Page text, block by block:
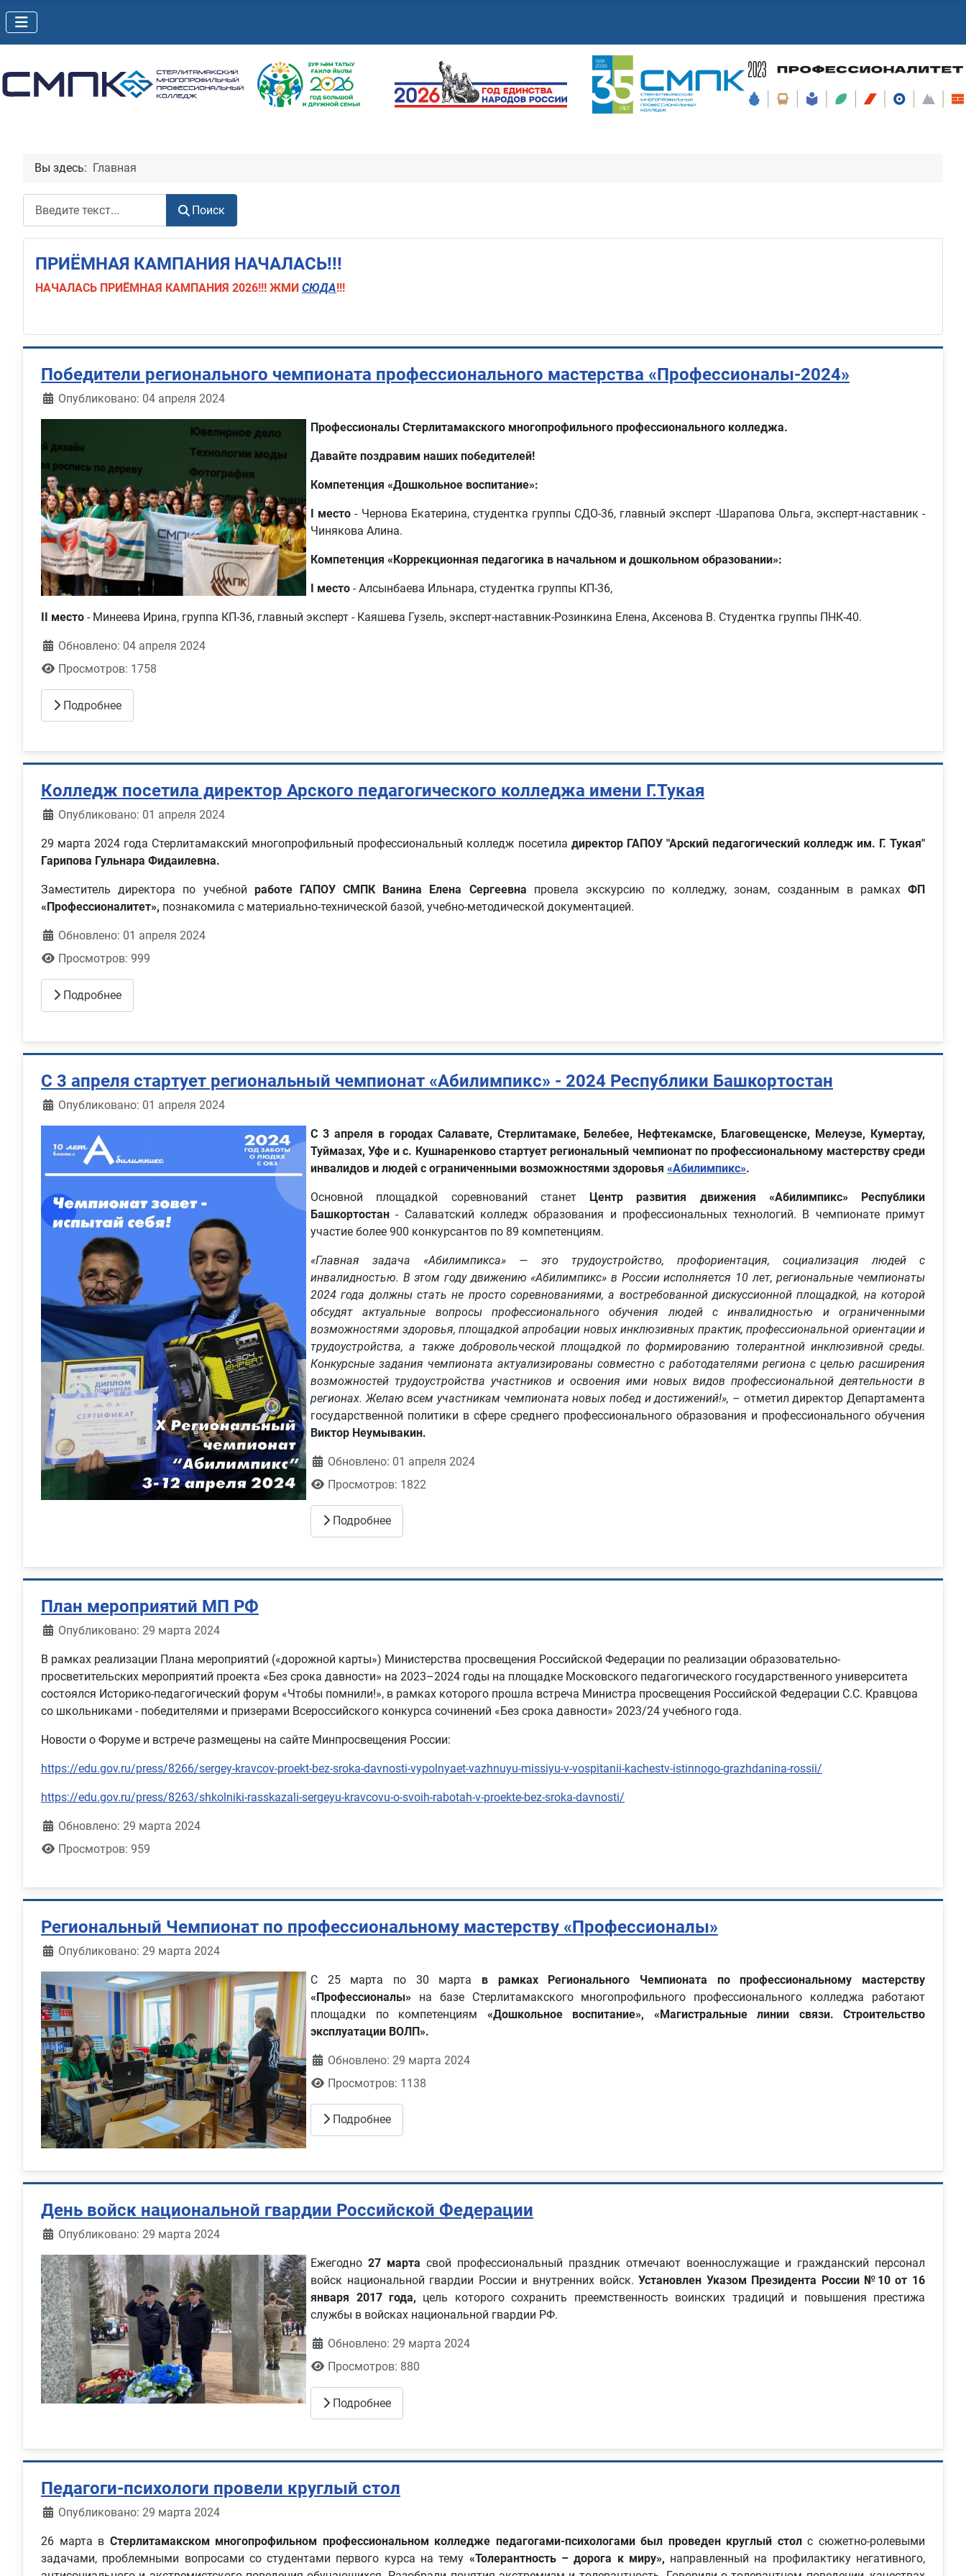
Вы здесь: Главная
Поиск
ПРИЁМНАЯ КАМПАНИЯ НАЧАЛАСЬ!!!
НАЧАЛАСЬ ПРИЁМНАЯ КАМПАНИЯ 2026!!! ЖМИ СЮДА!!!
Победители регионального чемпионата профессионального мастерства «Профессионалы-2024»
Информация о материале
Опубликовано: 04 апреля 2024
Профессионалы Стерлитамакского многопрофильного профессионального колледжа.
Давайте поздравим наших победителей!
Компетенция «Дошкольное воспитание»:
I место - Чернова Екатерина, студентка группы СДО-36, главный эксперт -Шарапова Ольга, эксперт-наставник -
Чинякова Алина.
Компетенция «Коррекционная педагогика в начальном и дошкольном образовании»:
I место - Алсынбаева Ильнара, студентка группы КП-36,
II место - Минеева Ирина, группа КП-36, главный эксперт - Каяшева Гузель, эксперт-наставник-Розинкина Елена, Аксенова В. Студентка группы ПНК-40.
Обновлено: 04 апреля 2024
Просмотров: 1758
Подробнее
Колледж посетила директор Арского педагогического колледжа имени Г.Тукая
Информация о материале
Опубликовано: 01 апреля 2024
29 марта 2024 года Стерлитамакский многопрофильный профессиональный колледж посетила директор ГАПОУ "Арский педагогический колледж им. Г. Тукая"
Гарипова Гульнара Фидаилевна.
Заместитель директора по учебной работе ГАПОУ СМПК Ванина Елена Сергеевна провела экскурсию по колледжу, зонам, созданным в рамкахФП
«Профессионалитет», познакомила с материально-технической базой, учебно-методической документацией.
Обновлено: 01 апреля 2024
Просмотров: 999
Подробнее
С 3 апреля стартует региональный чемпионат «Абилимпикс» - 2024 Республики Башкортостан
Информация о материале
Опубликовано: 01 апреля 2024
С 3 апреля в городах Салавате, Стерлитамаке, Белебее, Нефтекамске, Благовещенске, Мелеузе, Кумертау,
Туймазах, Уфе и с. Кушнаренково стартует региональный чемпионат по профессиональному мастерству среди
инвалидов и людей с ограниченными возможностями здоровья«Абилимпикс».
Основной площадкой соревнований станет Центр развития движения «Абилимпикс» Республики
Башкортостан - Салаватский колледж образования и профессиональных технологий. В чемпионате примут
участие более 900 конкурсантов по 89 компетенциям.
«Главная задача «Абилимпикса» — это трудоустройство, профориентация, социализация людей с
инвалидностью. В этом году движению «Абилимпикс» в России исполняется 10 лет, региональные чемпионаты
2024 года должны стать не просто соревнованиями, а востребованной дискуссионной площадкой, на которой
обсудят актуальные вопросы профессионального обучения людей с инвалидностью и ограниченными
возможностями здоровья, площадкой апробации новых инклюзивных практик, профессиональной ориентации и
трудоустройства, а также добровольческой площадкой по формированию толерантной инклюзивной среды.
Конкурсные задания чемпионата актуализированы совместно с работодателями региона с целью расширения
возможностей трудоустройства участников и освоения ими новых видов профессиональной деятельности в
регионах. Желаю всем участникам чемпионата новых побед и достижений!», – отметил директор Департамента
государственной политики в сфере среднего профессионального образования и профессионального обучения
Виктор Неумывакин.
Обновлено: 01 апреля 2024
Просмотров: 1822
Подробнее
План мероприятий МП РФ
Информация о материале
Опубликовано: 29 марта 2024
В рамках реализации Плана мероприятий («дорожной карты») Министерства просвещения Российской Федерации по реализации образовательно-
просветительских мероприятий проекта «Без срока давности» на 2023–2024 годы на площадке Московского педагогического государственного университета
состоялся Историко-педагогический форум «Чтобы помнили!», в рамках которого прошла встреча Министра просвещения Российской Федерации С.С. Кравцова
со школьниками - победителями и призерами Всероссийского конкурса сочинений «Без срока давности» 2023/24 учебного года.
Новости о Форуме и встрече размещены на сайте Минпросвещения России:
https://edu.gov.ru/press/8266/sergey-kravcov-proekt-bez-sroka-davnosti-vypolnyaet-vazhnuyu-missiyu-v-vospitanii-kachestv-istinnogo-grazhdanina-rossii/
https://edu.gov.ru/press/8263/shkolniki-rasskazali-sergeyu-kravcovu-o-svoih-rabotah-v-proekte-bez-sroka-davnosti/
Обновлено: 29 марта 2024
Просмотров: 959
Региональный Чемпионат по профессиональному мастерству «Профессионалы»
Информация о материале
Опубликовано: 29 марта 2024
С 25 марта по 30 марта в рамках Регионального Чемпионата по профессиональному мастерству
«Профессионалы» на базе Стерлитамакского многопрофильного профессионального колледжа работают
площадки по компетенциям «Дошкольное воспитание», «Магистральные линии связи. Строительство
эксплуатации ВОЛП».
Обновлено: 29 марта 2024
Просмотров: 1138
Подробнее
День войск национальной гвардии Российской Федерации
Информация о материале
Опубликовано: 29 марта 2024
Ежегодно27 марта свой профессиональный праздник отмечают военнослужащие и гражданский персонал
войск национальной гвардии России и внутренних войск. Установлен Указом Президента России №10 от 16
января 2017 года, цель которого сохранить преемственность воинских традиций и повышения престижа
службы в войсках национальной гвардии РФ.
Обновлено: 29 марта 2024
Просмотров: 880
Подробнее
Педагоги-психологи провели круглый стол
Информация о материале
Опубликовано: 29 марта 2024
26 марта в Стерлитамакском многопрофильном профессиональном колледже педагогами-психологами был проведен круглый столс сюжетно-ролевыми
задачами, проблемными вопросами со студентами первого курса на тему «Толерантность – дорога к миру», направленный на профилактику негативного,